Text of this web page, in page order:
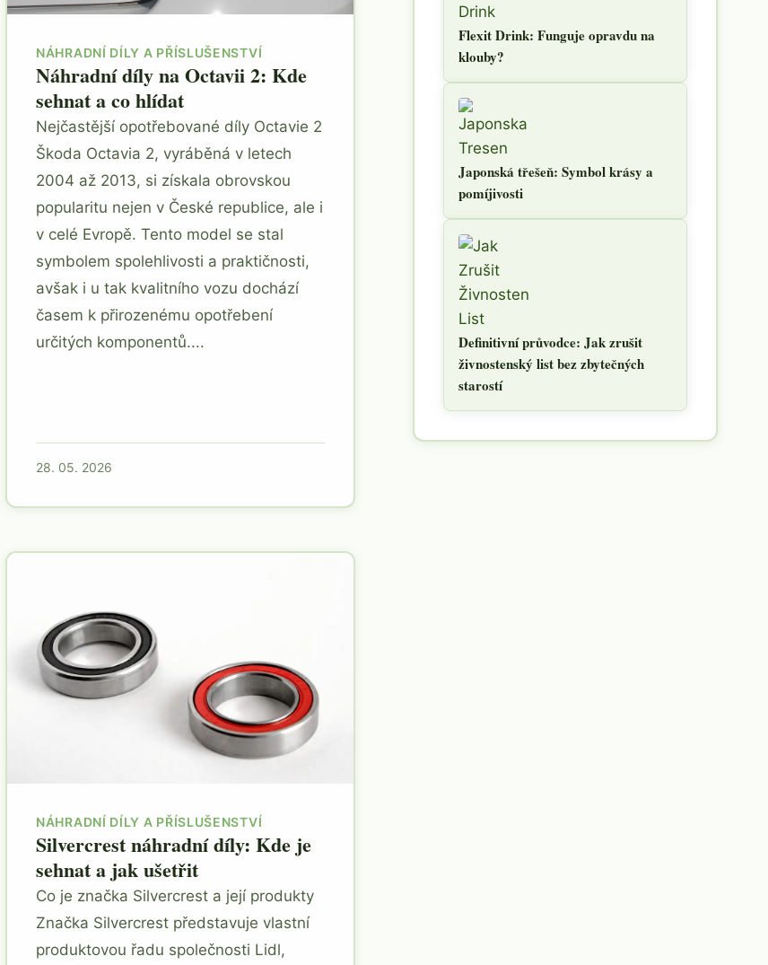
NÁHRADNÍ DÍLY A PŘÍSLUŠENSTVÍ
Náhradní díly na Octavii 2: Kde
sehnat a co hlídat
Nejčastější opotřebované díly Octavie 2
Škoda Octavia 2, vyráběná v letech
2004 až 2013, si získala obrovskou
popularitu nejen v České republice, ale i
v celé Evropě. Tento model se stal
symbolem spolehlivosti a praktičnosti,
avšak i u tak kvalitního vozu dochází
časem k přirozenému opotřebení
určitých komponentů....
28. 05. 2026
NÁHRADNÍ DÍLY A PŘÍSLUŠENSTVÍ
Silvercrest náhradní díly: Kde je
sehnat a jak ušetřit
Co je značka Silvercrest a její produkty
Značka Silvercrest představuje vlastní
produktovou řadu společnosti Lidl,
Flexit Drink: Funguje opravdu na
klouby?
Japonská třešeň: Symbol krásy a
pomíjivosti
Definitivní průvodce: Jak zrušit
živnostenský list bez zbytečných
starostí